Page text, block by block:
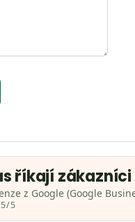
říkají zákazníci
z Google (Google
5/5